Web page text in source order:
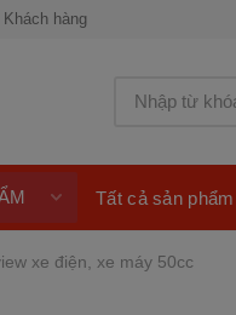
hàng
Tất cả sản phẩm
xe điện, xe máy 50cc